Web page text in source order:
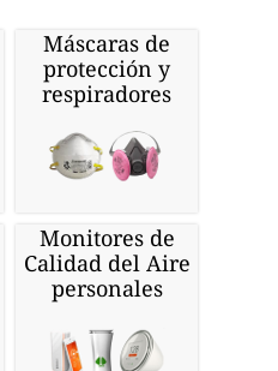
Máscaras de
protección y
respiradores
Monitores de
Calidad del Aire
personales